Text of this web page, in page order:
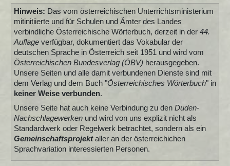
Hinweis: Das vom österreichischen Unterrichtsministerium
mitinitiierte und für Schulen und Ämter des Landes
verbindliche Österreichische Wörterbuch, derzeit in der 44.
Auflageverfügbar, dokumentiert das Vokabular der
deutschen Sprache in Österreich seit 1951 und wird vom
Österreichischen Bundesverlag (ÖBV) herausgegeben.
Unsere Seiten und alle damit verbundenen Dienste sind mit
dem Verlag und dem Buch "Österreichisches Wörterbuch" in
keiner Weise verbunden.
Unsere Seite hat auch keine Verbindung zu den Duden-
Nachschlagewerkenund wird von uns explizit nicht als
Standardwerk oder Regelwerk betrachtet, sondern als ein
Gemeinschaftsprojektaller an der österreichichen
Sprachvariation interessierten Personen.